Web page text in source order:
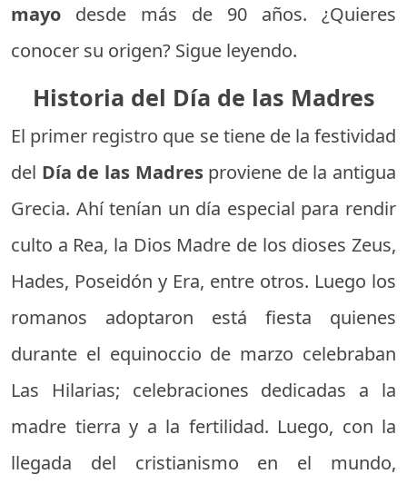
mayo desde más de 90 años. ¿Quieres
conocer su origen? Sigue leyendo.
Historia del Día de las Madres
El primer registro que se tiene de la festividad
del Día de las Madres proviene de la antigua
Grecia. Ahí tenían un día especial para rendir
culto a Rea, la Dios Madre de los dioses Zeus,
Hades, Poseidón y Era, entre otros. Luego los
romanos adoptaron está fiesta quienes
durante el equinoccio de marzo celebraban
Las Hilarias; celebraciones dedicadas a la
madre tierra y a la fertilidad. Luego, con la
llegada del cristianismo en el mundo,